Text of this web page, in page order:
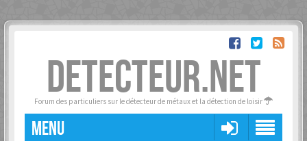
DETECTEUR.NET
Forum des particuliers sur le détecteur de métaux et la détection de loisir
MENU